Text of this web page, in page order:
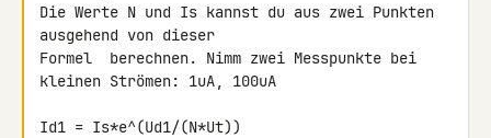
Die Werte N und Is kannst du aus zwei Punkten
ausgehend von dieser
Formel  berechnen. Nimm zwei Messpunkte bei
kleinen Strömen: 1uA, 100uA
Id1 = Is*e^(Ud1/(N*Ut))